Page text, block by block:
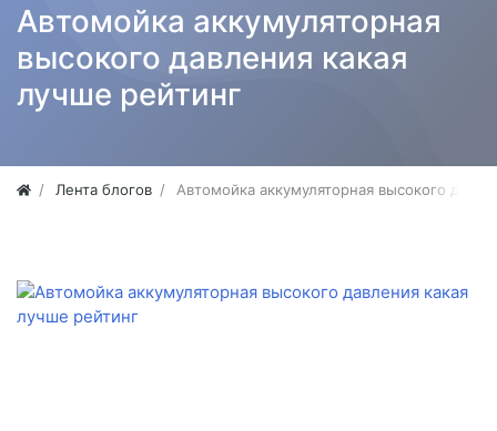
Автомойка аккумуляторная
высокого давления какая
лучше рейтинг
Лента блогов Автомойка аккумуляторная высокого